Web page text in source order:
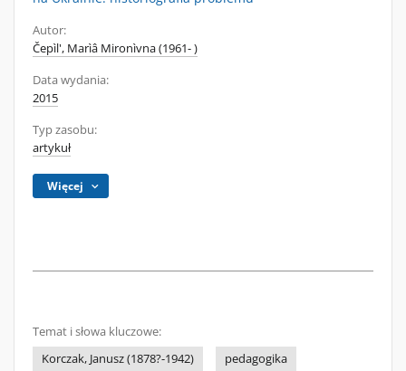
Autor:
Čepìl', Marìâ Mironìvna (1961- )
Data wydania:
2015
Typ zasobu:
artykuł
Więcej
Temat i słowa kluczowe:
Korczak, Janusz (1878?-1942)
pedagogika